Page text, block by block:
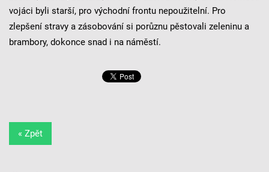
vojáci byli starší, pro východní frontu nepoužitelní. Pro
zlepšení stravy a zásobování si porůznu pěstovali zeleninu a
brambory, dokonce snad i na náměstí.
« Zpět